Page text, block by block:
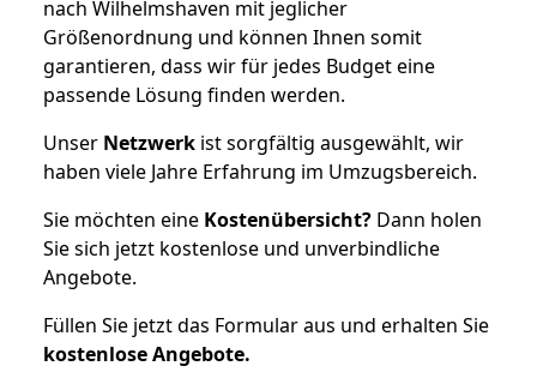
nach Wilhelmshaven mit jeglicher
Größenordnung und können Ihnen somit
garantieren, dass wir für jedes Budget eine
passende Lösung finden werden.
Unser Netzwerk ist sorgfältig ausgewählt, wir
haben viele Jahre Erfahrung im Umzugsbereich.
Sie möchten eine Kostenübersicht? Dann holen
Sie sich jetzt kostenlose und unverbindliche
Angebote.
Füllen Sie jetzt das Formular aus und erhalten Sie
kostenloseAngebote.